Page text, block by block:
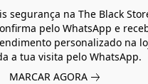
segurança na The Black
pelo WhatsApp e
personalizado na
a tua visita pelo WhatsApp.
MARCAR AGORA